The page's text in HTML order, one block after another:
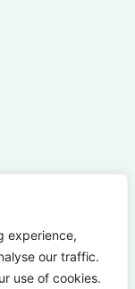
experience,
our traffic.
use of cookies.